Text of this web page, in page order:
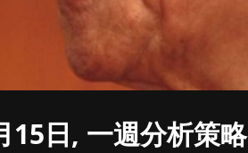
日, 一週分析策略